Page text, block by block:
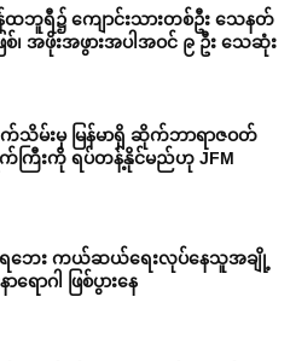
ဘူရီ၌ ကျောင်းသားတစ်ဦး သေနတ်
ြစ်၊ အဖိုးအဖွားအပါအဝင် ၉ ဦး သေဆုံး
သိမ်းမှ မြန်မာရှိ ဆိုက်ဘာရာဇဝတ်
ကြီးကို ရပ်တန့်နိုင်မည်ဟု JFM
ေဘေး ကယ်ဆယ်ရေးလုပ်နေသူအချို့
ရောဂါ ဖြစ်ပွားနေ